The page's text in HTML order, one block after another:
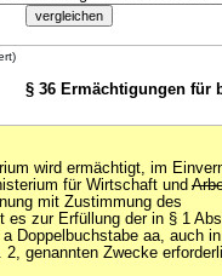
§ 36 Ermächtigungen für
wird ermächtigt, im
für Wirtschaft und
mit Zustimmung des
es zur Erfüllung der in § 1
Doppelbuchstabe aa, auch in
2, genannten Zwecke